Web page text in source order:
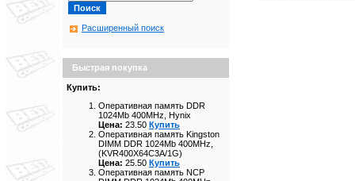
Расширенный поиск
Быстрая покупка
Купить:
Оперативная память DDR
1024Mb 400MHz, Hynix
Цена: 23.50 Купить
Оперативная память Kingston
DIMM DDR 1024Mb 400MHz,
(KVR400X64C3A/1G)
Цена: 25.50 Купить
Оперативная память NCP